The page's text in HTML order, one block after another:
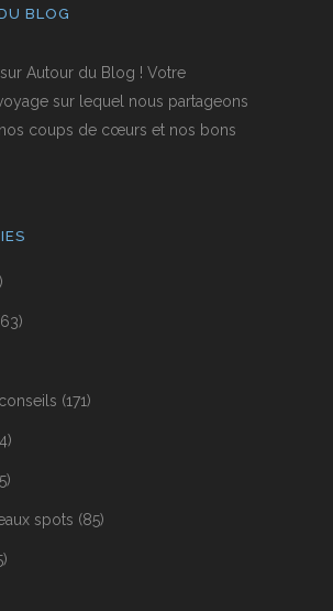
BLOG
Autour du Blog ! Votre
sur lequel nous partageons
coups de cœurs et nos bons
(171)
spots (85)